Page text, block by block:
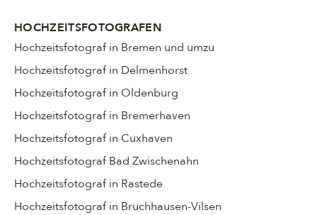
HOCHZEITSFOTOGRAFEN
Hochzeitsfotograf in Bremen und umzu
Hochzeitsfotograf in Delmenhorst
Hochzeitsfotograf in Oldenburg
Hochzeitsfotograf in Bremerhaven
Hochzeitsfotograf in Cuxhaven
Hochzeitsfotograf Bad Zwischenahn
Hochzeitsfotograf in Rastede
Hochzeitsfotograf in Bruchhausen-Vilsen